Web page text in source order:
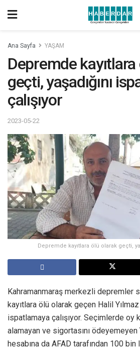
Ana Sayfa YAŞAM
Depremde
geçti, yaşadığını
çalışıyor
2023-05-22
Depremde kayıtlara ölü olarak geçti,
Kahramanmaraş merkezli depremler
kayıtlara ölü olarak geçen Halil Yılmaz
ispatlamaya çalışıyor. Seçimlerde oy
alamayan ve sigortasını ödeyemeyen
hesabına da AFAD tarafından 100 bin